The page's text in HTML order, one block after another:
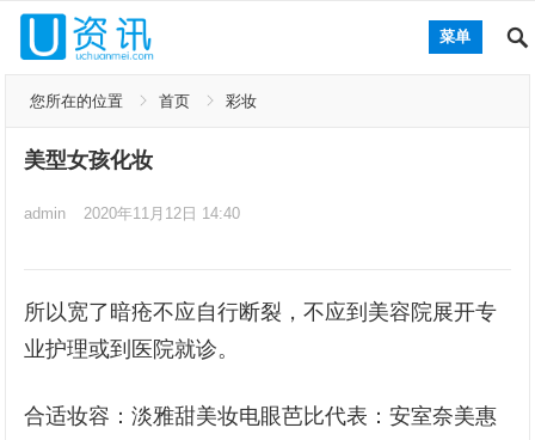
菜单
您所在的位置 首页 彩妆
美型女孩化妆
admin 2020年11月12日 14:40
所以宽了暗疮不应自行断裂，不应到美容院展开专
业护理或到医院就诊。
合适妆容：淡雅甜美妆电眼芭比代表：安室奈美惠